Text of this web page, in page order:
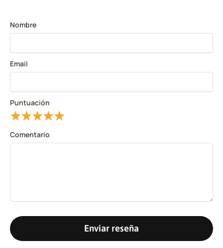
Nombre
Email
Puntuación
★
★
★
★
★
Comentario
Enviar reseña